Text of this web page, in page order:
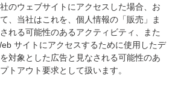
のウェブサイトにアクセスした場合、お
、当社はこれを、個人情報の「販売」ま
れる可能性のあるアクティビティ、また
サイトにアクセスするために使用したデ
対象とした広告と見なされる可能性のあ
トアウト要求として扱います。